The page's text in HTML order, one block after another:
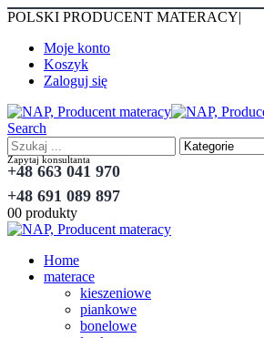
POLSKI PRODUCENT MATERACY|
Moje konto
Koszyk
Zaloguj się
Search
Zapytaj konsultanta
+48 663 041 970
+48 691 089 897
00 produkty
Home
materace
kieszeniowe
piankowe
bonelowe